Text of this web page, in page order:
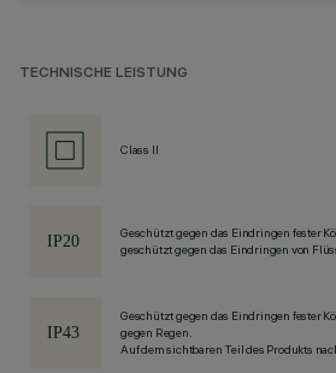
TECHNISCHE LEISTUNG
Class II
Geschützt gegen das Eindringen fester
geschützt gegen das Eindringen von
Geschützt gegen das Eindringen fester
gegen Regen.
Auf dem sichtbaren Teil des Produkts